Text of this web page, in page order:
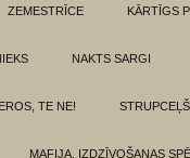
ZEMESTRĪCE KĀRTĪGS
NAKTS SARGI
TE NE! STRUPCEĻŠ
MAFIJA. IZDZĪVOŠANAS